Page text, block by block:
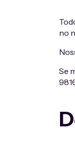
no
Se